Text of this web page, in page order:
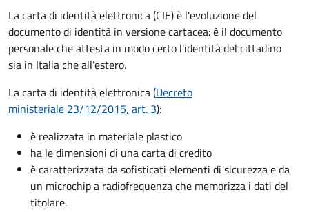
La carta di identità elettronica (CIE) è l'evoluzione del
documento di identità in versione cartacea: è il documento
personale che attesta in modo certo l'identità del cittadino
sia in Italia che all’estero.
La carta di identità elettronica (Decreto
ministeriale 23/12/2015, art. 3):
è realizzata in materiale plastico
ha le dimensioni di una carta di credito
è caratterizzata da sofisticati elementi di sicurezza e da
un microchip a radiofrequenza che memorizza i dati del
titolare.